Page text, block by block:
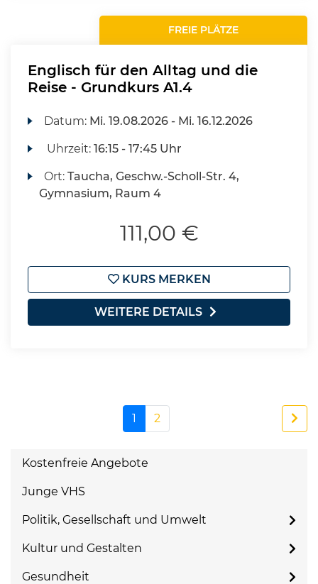
FREIE PLÄTZE
Englisch für den Alltag und die
Reise - Grundkurs A1.4
Datum: Mi. 19.08.2026 - Mi. 16.12.2026
Uhrzeit:16:15 - 17:45 Uhr
Ort:Taucha, Geschw.-Scholl-Str. 4,
Gymnasium, Raum 4
111,00 €
KURS MERKEN
WEITERE DETAILS
1 2
Kostenfreie Angebote
Junge VHS
Politik, Gesellschaft und Umwelt
Kultur und Gestalten
Gesundheit